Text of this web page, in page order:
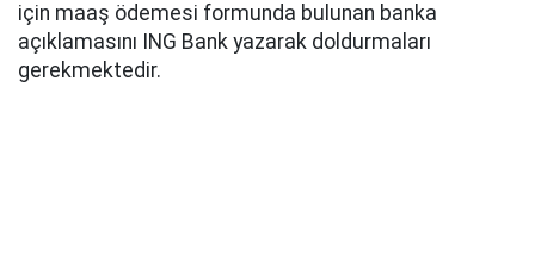
için maaş ödemesi formunda bulunan banka
açıklamasını ING Bank yazarak doldurmaları
gerekmektedir.